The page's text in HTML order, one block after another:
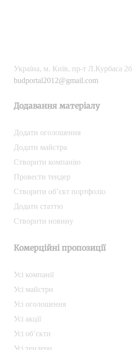
Українa, м. Київ, пр-т Л.Курбаса 2б
budportal2012@gmail.com
Додавання матеріалу
Додати oголошення
Додати майстра
Створити компанiю
Провести тендер
Створити об’єкт портфоліо
Додати статтю
Створити новину
Комерційні пропозиції
Усі компанії
Усі майстри
Усі оголошення
Усі акції
Усі об’єкти
Усі тендери